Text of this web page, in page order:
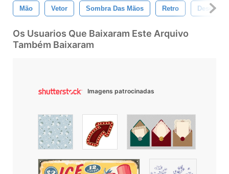
Mão Vetor Sombra Das Mãos Retro Desenhar
Os Usuarios Que Baixaram Este Arquivo
Também Baixaram
Imagens patrocinadas